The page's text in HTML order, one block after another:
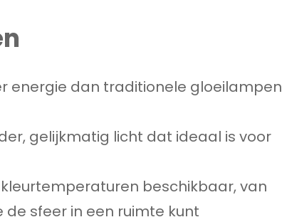
energie dan traditionele gloeilampen
gelijkmatig licht dat ideaal is voor
beschikbaar, van
sfeer in een ruimte kunt